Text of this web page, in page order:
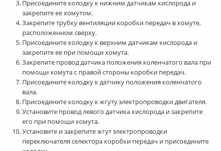
Присоедините колодку к нижним датчикам кислорода и
закрепите ее хомутом.
Закрепите трубку вентиляции коробки передач в хомуте,
расположенном сверху.
Присоедините колодку к верхним датчикам кислорода и
закрепите ее при помощи хомута.
Закрепите провод датчика положения коленчатого вала при
помощи хомута с правой стороны коробки передач.
Присоедините колодку к датчику положения коленчатого
вала.
Присоедините колодку к жгуту электропроводки двигателя.
Установите провод левого датчика кислорода и закрепите
его при помощи хомута.
Установите и закрепите жгут электропроводки
переключателя селектора коробки передач и присоедините